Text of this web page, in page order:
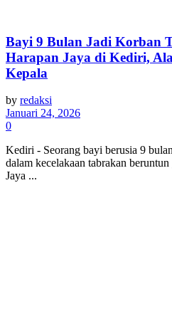
Bayi 9 Bulan Jadi Korban
Harapan Jaya di Kediri,
Kepala
by redaksi
Januari 24, 2026
0
Kediri - Seorang bayi berusia 9
dalam kecelakaan tabrakan
Jaya ...